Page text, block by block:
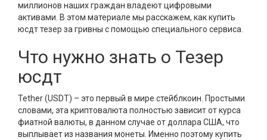
миллионов наших граждан владеют цифровыми
активами. В этом материале мы расскажем, как купить
юсдт тезер за гривны с помощью специального сервиса.
Что нужно знать о Тезер
юсдт
Tether (USDT) – это первый в мире стейблкоин. Простыми
словами, эта криптовалюта полностью зависит от курса
фиатной валюты, в данном случае от доллара США, что
выплывает из названия монеты. Именно поэтому купить